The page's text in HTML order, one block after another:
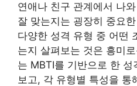
연애나 친구 관계에서 나
잘 맞는지는 굉장히 중요
다양한 성격 유형 중 어떤
는지 살펴보는 것은 흥미
는 MBTI를 기반으로 한
보고, 각 유형별 특성을 통